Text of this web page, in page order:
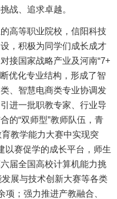
战、追求卓越。
高等职业院校，信阳科技
，积极为同学们成长成才
接国家战略产业及河南“7+
优化专业结构，形成了智
、智慧电商类专业协调发
进一批职教专家、行业导
的“双师型”教师队伍，青
教学能力大赛中实现突
以赛促学的成长平台，师生
届全国高校计算机能力挑
展与技术创新大赛等各类
；强力推进产教融合、